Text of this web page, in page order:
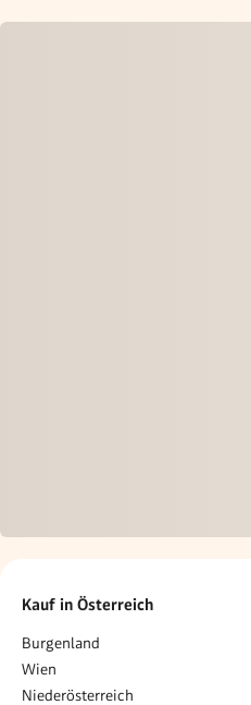
Kauf in Österreich
Burgenland
Wien
Niederösterreich